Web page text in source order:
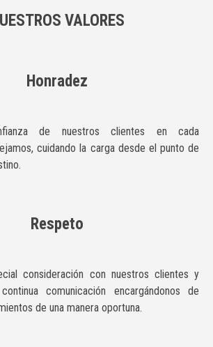
VALORES
Honradez
de nuestros clientes en
cada
amos, cuidando la carga desde el punto de
Respeto
consideración con nuestros clientes y
continua comunicación encargándonos de
de una manera oportuna.